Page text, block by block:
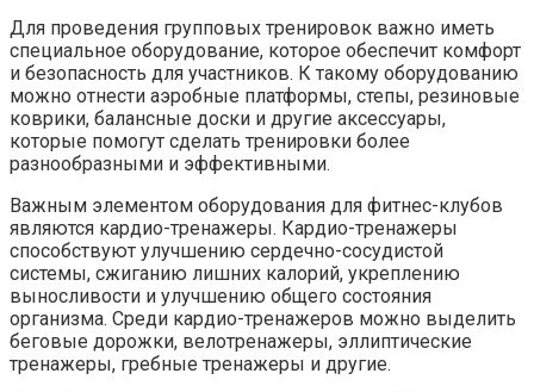
Для проведения групповых тренировок важно иметь
специальное оборудование, которое обеспечит комфорт
и безопасность для участников. К такому оборудованию
можно отнести аэробные платформы, степы, резиновые
коврики, балансные доски и другие аксессуары,
которые помогут сделать тренировки более
разнообразными и эффективными.
Важным элементом оборудования для фитнес-клубов
являются кардио-тренажеры. Кардио-тренажеры
способствуют улучшению сердечно-сосудистой
системы, сжиганию лишних калорий, укреплению
выносливости и улучшению общего состояния
организма. Среди кардио-тренажеров можно выделить
беговые дорожки, велотренажеры, эллиптические
тренажеры, гребные тренажеры и другие.